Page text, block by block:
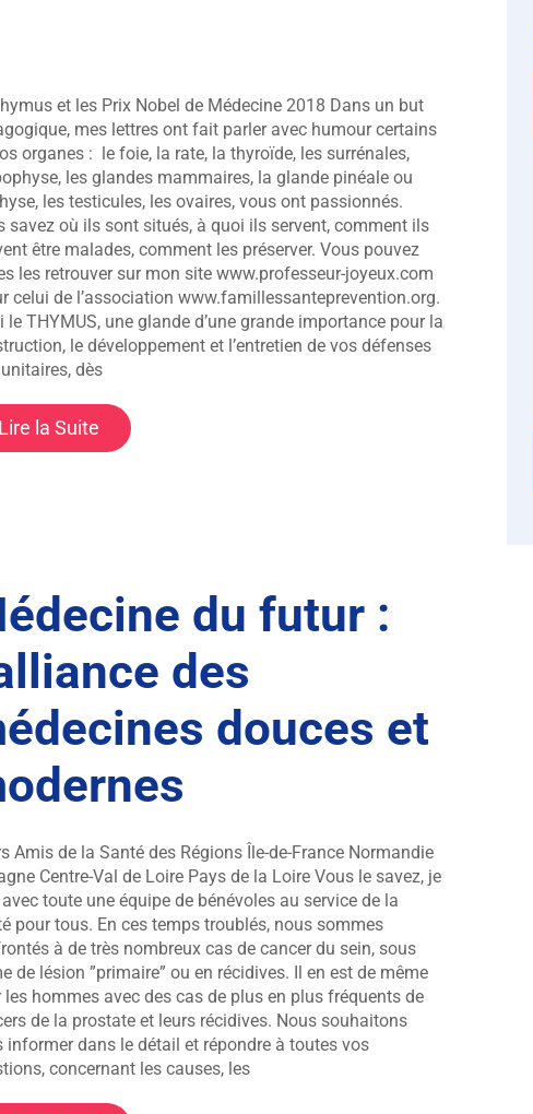
et les Prix Nobel de Médecine 2018 Dans un but
mes lettres ont fait parler avec humour certains
organes : le foie, la rate, la thyroïde, les surrénales,
les glandes mammaires, la glande pinéale ou
les testicules, les ovaires, vous ont passionnés.
savez où ils sont situés, à quoi ils servent, comment ils
être malades, comment les préserver. Vous pouvez
les retrouver sur mon site www.professeur-joyeux.com
celui de l’association www.famillessanteprevention.org.
le THYMUS, une glande d’une grande importance pour la
le développement et l’entretien de vos défenses
dès
Lire la Suite
du futur :
des
douces et
Amis de la Santé des Régions Île-de-France Normandie
Centre-Val de Loire Pays de la Loire Vous le savez, je
toute une équipe de bénévoles au service de la
pour tous. En ces temps troublés, nous sommes
à de très nombreux cas de cancer du sein, sous
de lésion ”primaire” ou en récidives. Il en est de même
les hommes avec des cas de plus en plus fréquents de
de la prostate et leurs récidives. Nous souhaitons
informer dans le détail et répondre à toutes vos
concernant les causes, les